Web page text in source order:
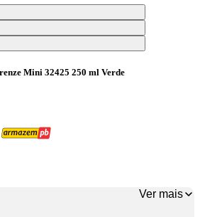
Mini 32425 250 ml Verde
Ver mais